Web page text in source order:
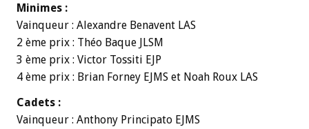
Minimes :
Vainqueur : Alexandre Benavent LAS
2 ème prix : Théo Baque JLSM
3 ème prix : Victor Tossiti EJP
4 ème prix : Brian Forney EJMS et Noah Roux LAS
Cadets :
Vainqueur : Anthony Principato EJMS